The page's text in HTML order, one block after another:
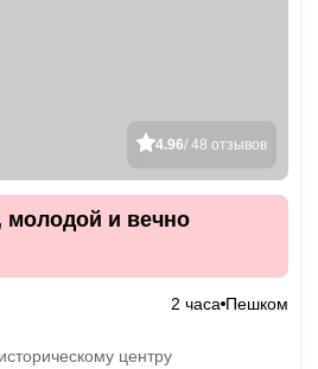
4.96/ 48 отзывов
молодой и вечно
2 часа Пешком
центру